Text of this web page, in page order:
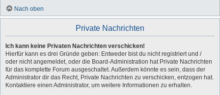
Nach oben
Private Nachrichten
Ich kann keine Privaten Nachrichten verschicken!
Hierfür kann es drei Gründe geben: Entweder bist du nicht registriert und /
oder nicht angemeldet, oder die Board-Administration hat Private Nachrichten
für das komplette Forum ausgeschaltet. Außerdem könnte es sein, dass der
Administrator dir das Recht, Private Nachrichten zu verschicken, entzogen hat.
Kontaktiere einen Administrator, um weitere Informationen zu erhalten.